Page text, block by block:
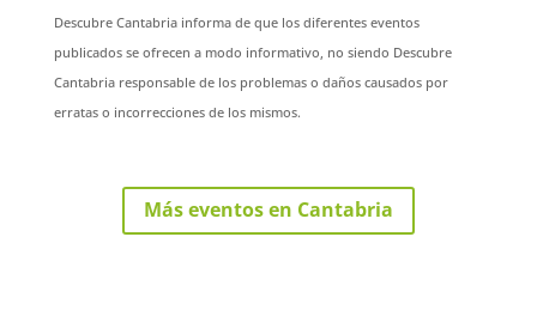
Descubre Cantabria informa de que los diferentes eventos
publicados se ofrecen a modo informativo, no siendo Descubre
Cantabria responsable de los problemas o daños causados por
erratas o incorrecciones de los mismos.
Más eventos en Cantabria